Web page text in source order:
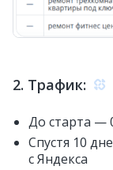
2. Трафик:
До старта —
Спустя 10
с Яндекса